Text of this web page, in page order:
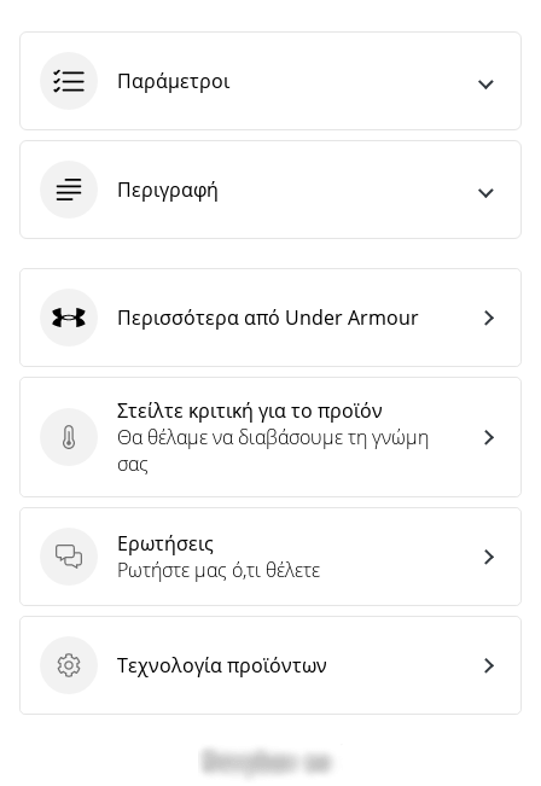
άρθρων Παράμετροι
Περιγραφή
Στείλτε κριτική για το προϊόν
Στείλτε κριτική για το προϊόν
Θα θέλαμε να διαβάσουμε τη γνώμη
σας
Ερωτήσεις
Ερωτήσεις
Ρωτήστε μας ό,τι θέλετε
Τεχνολογία προϊόντων
Τεχνολογία προϊόντων
Under Armour
Περισσότερα από Under Armour